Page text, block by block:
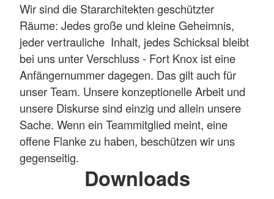
Wir sind die Stararchitekten geschützter
Räume: Jedes große und kleine Geheimnis,
jeder vertrauliche Inhalt, jedes Schicksal bleibt
bei uns unter Verschluss - Fort Knox ist eine
Anfängernummer dagegen. Das gilt auch für
unser Team. Unsere konzeptionelle Arbeit und
unsere Diskurse sind einzig und allein unsere
Sache. Wenn ein Teammitglied meint, eine
offene Flanke zu haben, beschützen wir uns
gegenseitig.
Downloads